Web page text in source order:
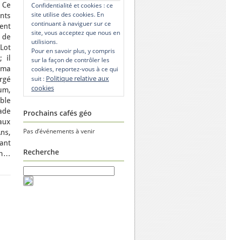
de
il
Confidentialité et cookies : ce
site utilise des cookies. En
continuant à naviguer sur ce
site, vous acceptez que nous en
utilisions.
Pour en savoir plus, y compris
sur la façon de contrôler les
cookies, reportez-vous à ce qui
suit : Politique relative aux
cookies
Prochains cafés géo
Pas d’événements à venir
Recherche